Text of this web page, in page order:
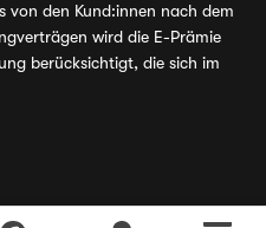
von den Kund:innen nach dem
wird die E-Prämie
berücksichtigt, die sich im